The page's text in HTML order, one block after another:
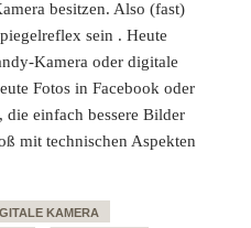
besitzen. Also (fast)
sein . Heute
Kamera oder digitale
Fotos in Facebook oder
einfach bessere Bilder
mit technischen Aspekten
KAMERA